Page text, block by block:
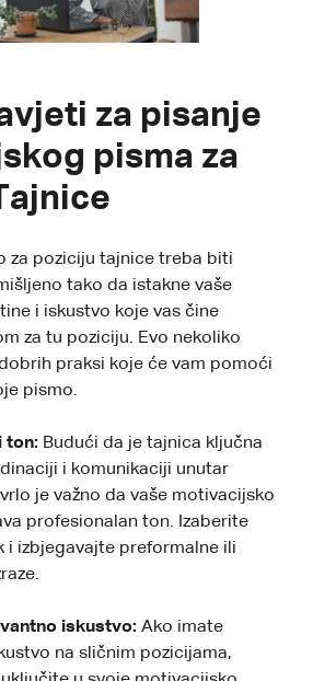
za pisanje
pisma za
za poziciju tajnice treba biti
tako da istakne vaše
i iskustvo koje vas čine
za tu poziciju. Evo nekoliko
praksi koje će vam pomoći
pismo.
ton: Budući da je tajnica ključna
i komunikaciji unutar
je važno da vaše motivacijsko
profesionalan ton. Izaberite
i izbjegavajte preformalne ili
iskustvo: Ako imate
na sličnim pozicijama,